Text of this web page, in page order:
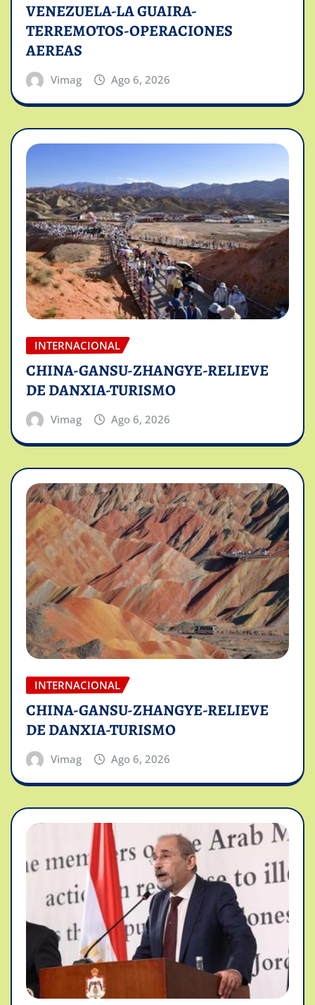
VENEZUELA-LA GUAIRA-
TERREMOTOS-OPERACIONES
AEREAS
Vimag Ago 6, 2026
INTERNACIONAL
CHINA-GANSU-ZHANGYE-RELIEVE
DE DANXIA-TURISMO
Vimag Ago 6, 2026
INTERNACIONAL
CHINA-GANSU-ZHANGYE-RELIEVE
DE DANXIA-TURISMO
Vimag Ago 6, 2026